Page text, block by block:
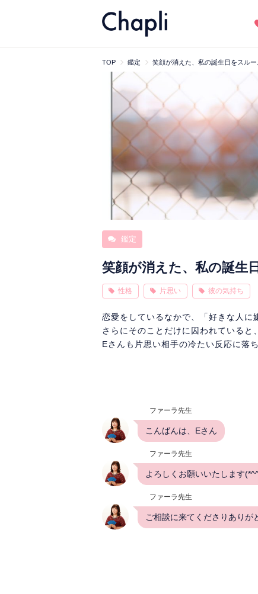
TOP 鑑定 笑顔が消えた、私の誕生日をスル
鑑定
笑顔が消えた、私の誕生
性格 片思い 彼の気持ち
恋愛をしているなかで、「好きな人に
さらにそのことだけに囚われていると
Eさんも片思い相手の冷たい反応に落
ファーラ先生
こんばんは、Eさん
ファーラ先生
よろしくお願いいたします
ファーラ先生
ご相談に来てくださりありが